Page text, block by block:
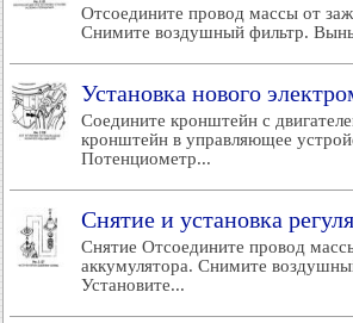
Отсоедините провод массы от
Снимите воздушный фильтр.
Установка нового
Соедините кронштейн с
кронштейн в управляющее
Потенциометр...
Снятие и установка
Снятие Отсоедините провод
аккумулятора. Снимите
Установите...